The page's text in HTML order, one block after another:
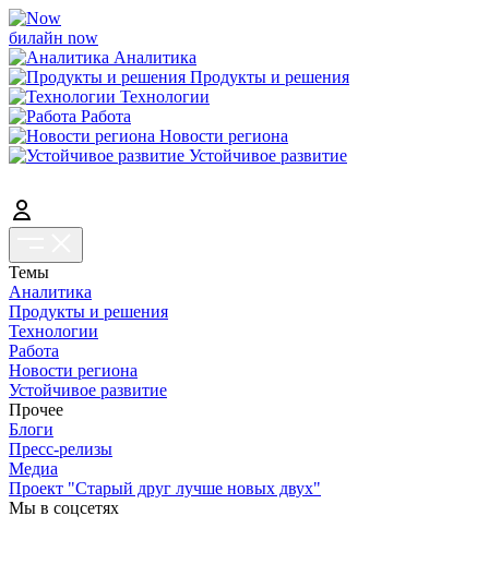
билайн now
Аналитика
Продукты и решения
Технологии
Работа
Новости региона
Устойчивое развитие
Темы
Аналитика
Продукты и решения
Технологии
Работа
Новости региона
Устойчивое развитие
Прочее
Блоги
Пресс-релизы
Медиа
Проект "Старый друг лучше новых двух"
Мы в соцсетях